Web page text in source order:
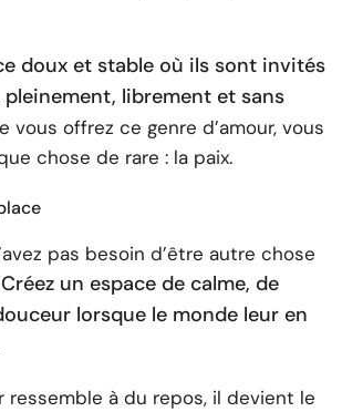
doux et stable où ils sont invités
pleinement, librement et sans
vous offrez ce genre d’amour, vous
chose de rare : la paix.
pas besoin d’être autre chose
Créez un espace de calme, de
lorsque le monde leur en
ressemble à du repos, il devient le